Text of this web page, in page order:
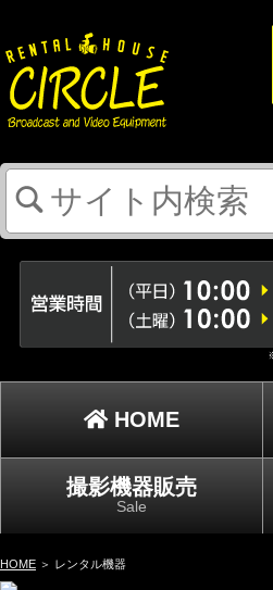
HOME
撮影機器販売
Sale
HOME ＞ レンタル機器